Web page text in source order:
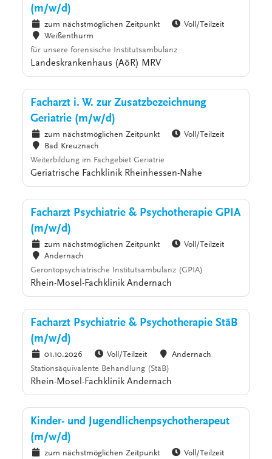
(m/w/d)
zum nächstmöglichen Zeitpunkt
Voll/Teilzeit
Weißenthurm
für unsere forensische Institutsambulanz
Landeskrankenhaus (AöR) MRV
Facharzt i. W. zur Zusatzbezeichnung
Geriatrie (m/w/d)
zum nächstmöglichen Zeitpunkt
Voll/Teilzeit
Bad Kreuznach
Weiterbildung im Fachgebiet Geriatrie
Geriatrische Fachklinik Rheinhessen-Nahe
Facharzt Psychiatrie & Psychotherapie GPIA
(m/w/d)
zum nächstmöglichen Zeitpunkt
Voll/Teilzeit
Andernach
Gerontopsychiatrische Institutsambulanz (GPIA)
Rhein-Mosel-Fachklinik Andernach
Facharzt Psychiatrie & Psychotherapie StäB
(m/w/d)
01.10.2026 Voll/Teilzeit
Andernach
Stationsäquivalente Behandlung (StäB)
Rhein-Mosel-Fachklinik Andernach
Kinder- und Jugendlichenpsychotherapeut
(m/w/d)
zum nächstmöglichen Zeitpunkt
Voll/Teilzeit